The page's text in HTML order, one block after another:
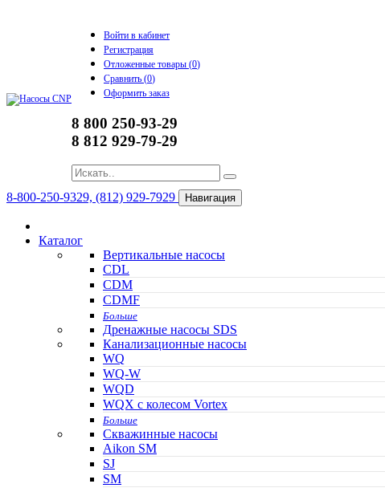
Войти в кабинет
Регистрация
Отложенные товары (0)
Сравнить (0)
Оформить заказ
8 800 250-93-29
8 812 929-79-29
8-800-250-9329, (812) 929-7929 Навигация
Каталог
Вертикальные насосы
CDL
CDM
CDMF
Больше
Дренажные насосы SDS
Канализационные насосы
WQ
WQ-W
WQD
WQX с колесом Vortex
Больше
Скважинные насосы
Aikon SM
SJ
SM